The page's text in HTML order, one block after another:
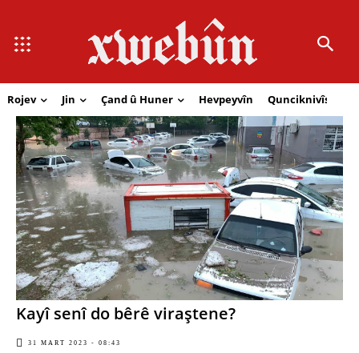
Rojev Jin Çand û Huner Hevpeyvîn Qunciknivîs
Kayî senî do bêrê viraştene?
31 MART 2023 - 08:43